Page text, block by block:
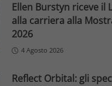
Ellen Burstyn riceve il
alla carriera alla
2026
4 Agosto 2026
Reflect Orbital: gli